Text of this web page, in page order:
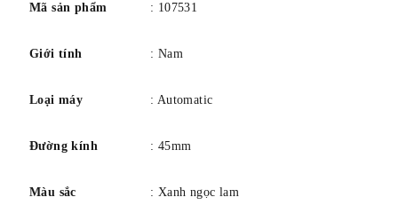
Mã sản phẩm : 107531
Giới tính : Nam
Loại máy : Automatic
Đường kính : 45mm
Màu sắc : Xanh ngọc lam